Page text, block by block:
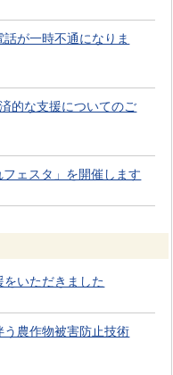
が一時不通になりま
的な支援についてのご
ェスタ」を開催します
いただきました
農作物被害防止技術